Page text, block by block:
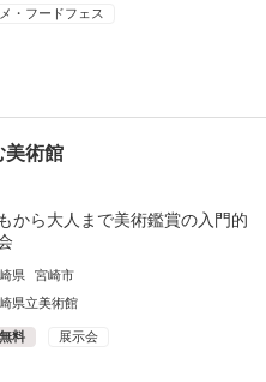
・フードフェス
美術館
から大人まで美術鑑賞の入門的
県
宮崎市
県立美術館
料 展示会